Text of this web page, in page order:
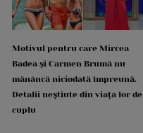
Motivul pentru care Mircea
Badea și Carmen Brumă nu
mănâncă niciodată împreună.
Detalii neștiute din viața lor de
cuplu